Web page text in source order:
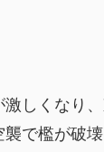
しくなり
襲で檻が破